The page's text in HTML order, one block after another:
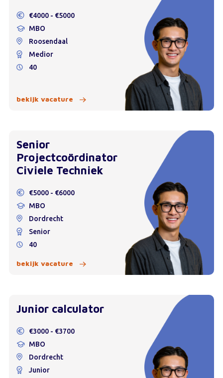
€4000 - €5000
MBO
Roosendaal
Medior
40
bekijk vacature
Senior
Projectcoördinator
Civiele Techniek
€5000 - €6000
MBO
Dordrecht
Senior
40
bekijk vacature
Junior calculator
€3000 - €3700
MBO
Dordrecht
Junior